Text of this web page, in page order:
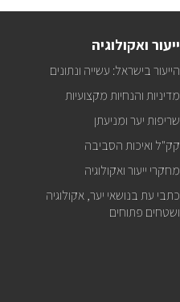
ייעור ואקולוגיה
הייעור בישראל: עשייה ונתונים
מדיניות והנחיות מקצועיות
שריפות יער ומניעתן
קק"ל ואיכות הסביבה
מחקרי ייעור ואקולוגיה
כתבי עת בנושאי יער, אקולוגיה
ושטחים פתוחים